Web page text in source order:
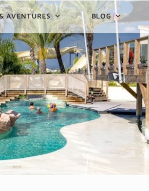
AVENTURES BLOG